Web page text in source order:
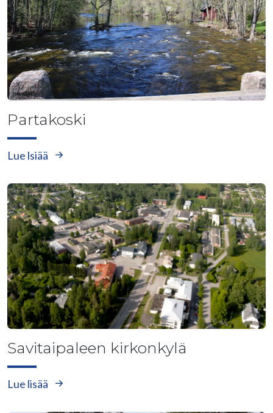
Partakoski
Lue lsiää
Savitaipaleen kirkonkylä
Lue lisää